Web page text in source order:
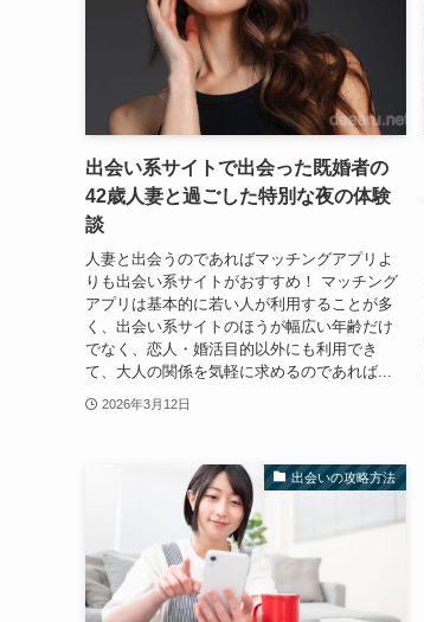
出会い系サイトで出会った既婚者の
42歳人妻と過ごした特別な夜の体験
談
人妻と出会うのであればマッチングアプリよ
りも出会い系サイトがおすすめ！ マッチング
アプリは基本的に若い人が利用することが多
く、出会い系サイトのほうが幅広い年齢だけ
でなく、恋人・婚活目的以外にも利用でき
て、大人の関係を気軽に求めるのであれば...
2026年3月12日
出会いの攻略方法